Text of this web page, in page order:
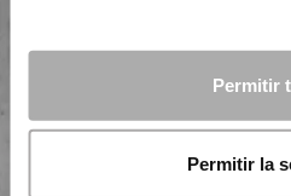
Permitir
Permitir la